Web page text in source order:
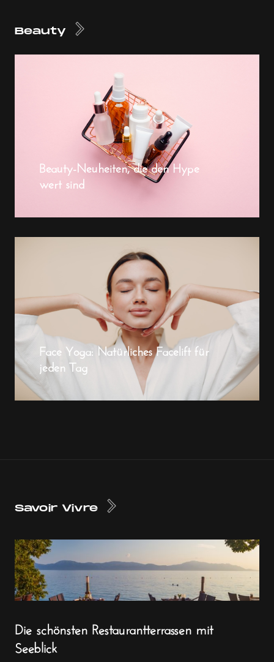
Beauty
Beauty-Neuheiten, die den Hype
wert sind
Face Yoga: Natürliches Facelift für
jeden Tag
Savoir Vivre
Die schönsten Restaurantterrassen mit
Seeblick